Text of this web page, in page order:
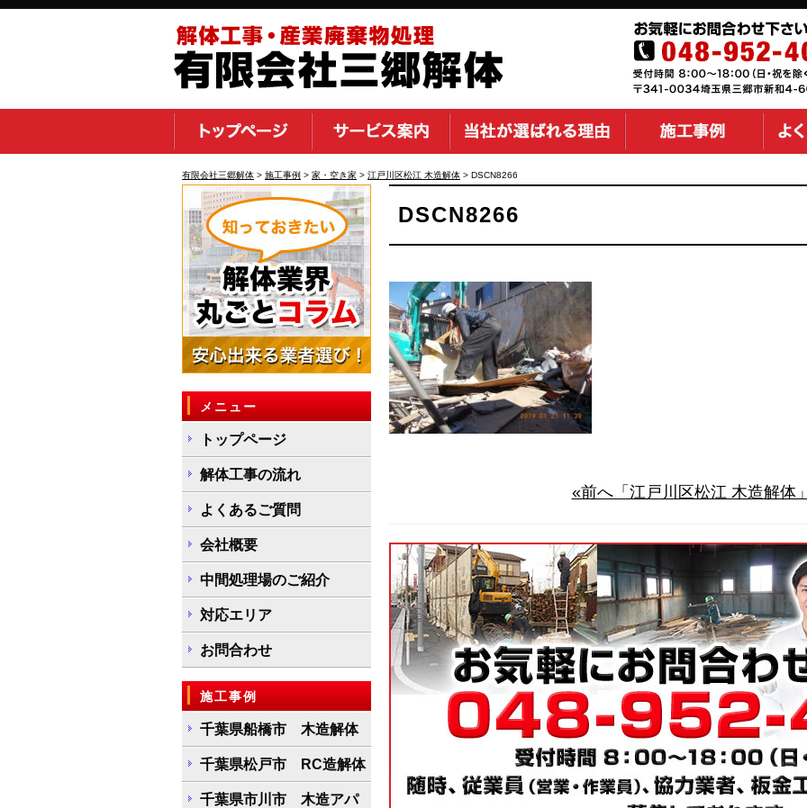
有限会社三郷解体 > 施工事例 > 家・空き家 > 江戸川区松江 木造解体 > DSCN8266
DSCN8266
«前へ「江戸川区松江 木造解体
メニュー
トップページ
解体工事の流れ
よくあるご質問
会社概要
中間処理場のご紹介
対応エリア
お問合わせ
施工事例
千葉県船橋市 木造解体
千葉県松戸市 RC造解体
千葉県市川市 木造アパ